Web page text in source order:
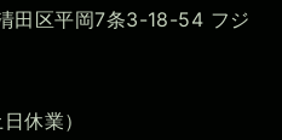
田区平岡7条3-18-54 フジ
休業）